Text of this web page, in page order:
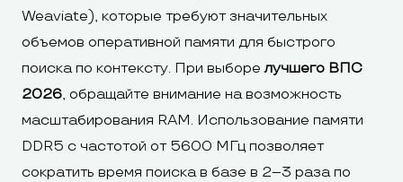
Weaviate), которые требуют значительных
объемов оперативной памяти для быстрого
поиска по контексту. При выборелучшего ВПС
2026, обращайте внимание на возможность
масштабирования RAM. Использование памяти
DDR5 с частотой от 5600 МГц позволяет
сократить время поиска в базе в 2–3 раза по